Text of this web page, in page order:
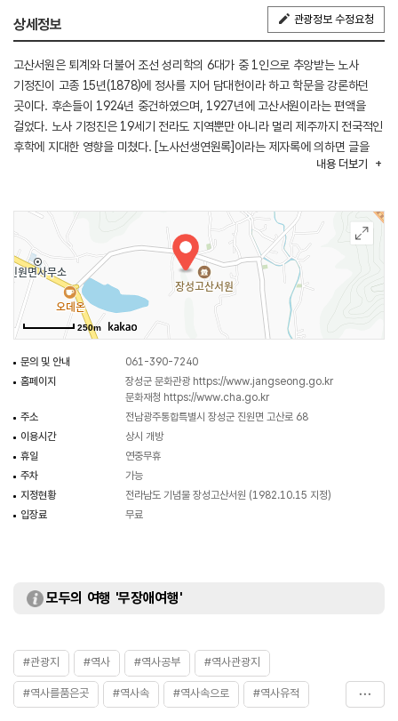
상세정보 관광정보 수정요청
고산서원은 퇴계와 더불어 조선 성리학의 6대가 중 1인으로 추앙받는 노사
기정진이 고종 15년(1878)에 정사를 지어 담대헌이라 하고 학문을 강론하던
곳이다. 후손들이 1924년 중건하였으며, 1927년에 고산서원이라는 편액을
걸었다. 노사 기정진은 19세기 전라도 지역뿐만 아니라 멀리 제주까지 전국적인
후학에 지대한 영향을 미쳤다. [노사선생연원록]이라는 제자록에 의하면 글을
배운 제자가 600여 명에 이르고, 그들의 제자들까지 합쳐 6,000여 명에 이르는
구한말 의병의 본류가 되기도 하였다. 고산서원은 문화유적 보호차원에서
완전히 개방하지 않고 있다.
내용 더보기
250m
문의 및 안내
061-390-7240
홈페이지
장성군 문화관광 https://www.jangseong.go.kr
문화재청 https://www.cha.go.kr
주소
전남광주통합특별시 장성군 진원면 고산로 68
이용시간
상시 개방
휴일
연중무휴
주차
가능
지정현황
전라남도 기념물 장성고산서원 (1982.10.15 지정)
입장료
무료
모두의 여행 '무장애여행'
#관광지 #역사 #역사공부 #역사관광지
#역사를품은곳 #역사속 #역사속으로 #역사유적